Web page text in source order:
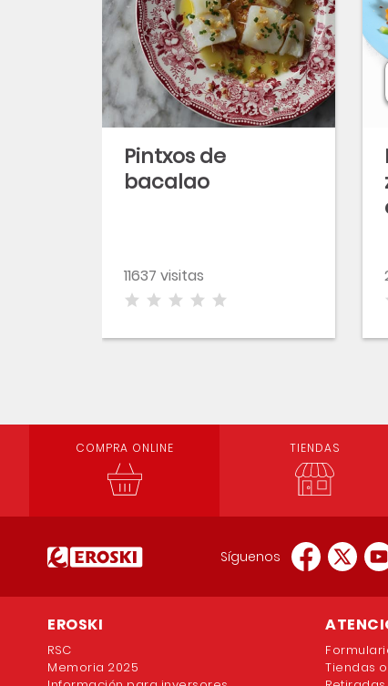
Pintxos de
bacalao
11637 visitas
COMPRA ONLINE TIENDAS
Síguenos
EROSKI
RSC
Memoria 2025
Tiendas